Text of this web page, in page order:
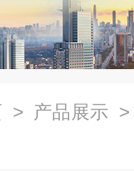
> 产品展示